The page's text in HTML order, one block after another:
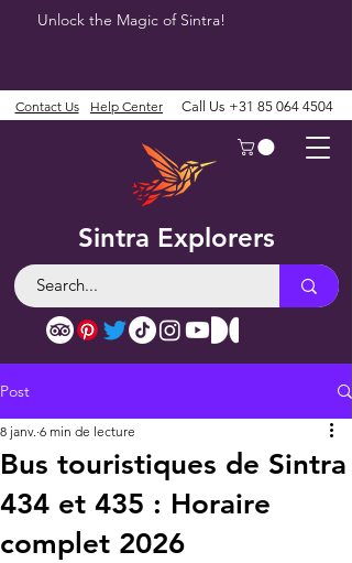
Unlock the Magic of Sintra!
Sintra Explorers
Contact Us Help Center Call Us +31 85 064 4504
Post
Bus touristiques de Sintra
434 et 435 : Horaire
complet 2026
8 janv. 6 min de lecture